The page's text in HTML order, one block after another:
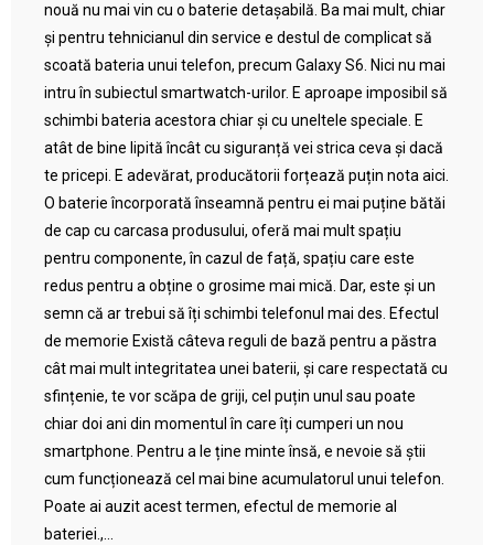
nouă nu mai vin cu o baterie detașabilă. Ba mai mult, chiar
și pentru tehnicianul din service e destul de complicat să
scoată bateria unui telefon, precum Galaxy S6. Nici nu mai
intru în subiectul smartwatch-urilor. E aproape imposibil să
schimbi bateria acestora chiar și cu uneltele speciale. E
atât de bine lipită încât cu siguranță vei strica ceva și dacă
te pricepi. E adevărat, producătorii forțează puțin nota aici.
O baterie încorporată înseamnă pentru ei mai puține bătăi
de cap cu carcasa produsului, oferă mai mult spațiu
pentru componente, în cazul de față, spațiu care este
redus pentru a obține o grosime mai mică. Dar, este și un
semn că ar trebui să îți schimbi telefonul mai des. Efectul
de memorie Există câteva reguli de bază pentru a păstra
cât mai mult integritatea unei baterii, și care respectată cu
sfințenie, te vor scăpa de griji, cel puțin unul sau poate
chiar doi ani din momentul în care îți cumperi un nou
smartphone. Pentru a le ține minte însă, e nevoie să știi
cum funcționează cel mai bine acumulatorul unui telefon.
Poate ai auzit acest termen, efectul de memorie al
bateriei.,...